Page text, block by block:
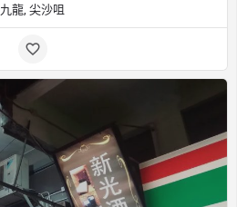
九龍, 尖沙咀